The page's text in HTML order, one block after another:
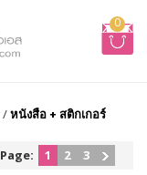
0
/หนังสือ + สติกเกอร์
Page: 1 2 3